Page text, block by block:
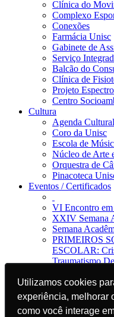
Utilizamos cookies
experiência, melhorar
como você interage
Utilizamos cookies
experiência, melhorar
como você interage
Clínica do
Complexo
Conexões
Farmácia Unisc
Gabinete de
Serviço
Balcão do
Clínica de
Projeto
Centro
Cultura
Agenda Cultural
Coro da Unisc
Escola de
Núcleo de Arte
Orquestra de
Pinacoteca
Eventos / Certificados
VI Encontro
XXIV Semana
Semana
PRIMEIROS
ESCOLAR:
Traumatismo
Jornal da Unisc
Notícias
Imprensa
Blog EAD